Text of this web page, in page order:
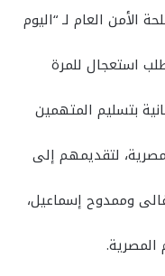
الأمن العام لـ “اليوم
استعجال للمرة
بتسليم المتهمين
لتقديمهم إلى
وممدوح إسماعيل،